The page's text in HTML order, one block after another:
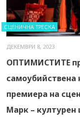
СЦЕНИЧНА ТРЕСКА
ДЕКЕМВРИ 8, 2023
ОПТИМИСТИТЕ
самоубийствена
премиера на
Марк – културен